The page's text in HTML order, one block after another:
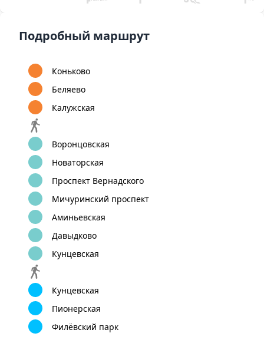
12
Бунинская
Подробный маршрут
Коньково
Беляево
Калужская
Воронцовская
Новаторская
Проспект Вернадского
Мичуринский проспект
Аминьевская
Давыдково
Кунцевская
Кунцевская
Пионерская
Филёвский парк